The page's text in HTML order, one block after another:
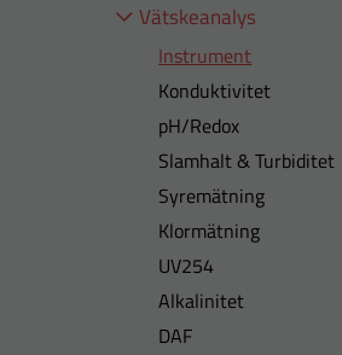
Vätskeanalys
Instrument
Konduktivitet
pH/Redox
Slamhalt & Turbiditet
Syremätning
Klormätning
UV254
Alkalinitet
DAF